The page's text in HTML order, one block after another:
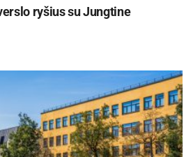
ryšius su Jungtine